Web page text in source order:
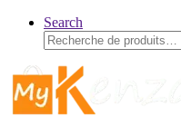
Search
Recherche
pour :